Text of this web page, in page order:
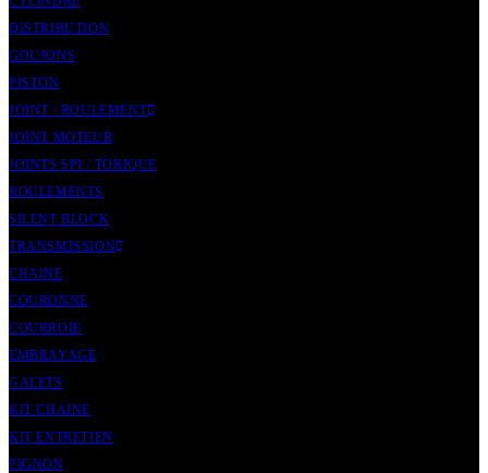
DISTRIBUTION
GOUJONS
PISTON
JOINT / ROULEMENT
JOINT MOTEUR
JOINTS SPI / TORIQUE
ROULEMENTS
SILENT BLOCK
TRANSMISSION
CHAINE
COURONNE
COURROIE
EMBRAYAGE
GALETS
KIT CHAINE
KIT ENTRETIEN
PIGNON